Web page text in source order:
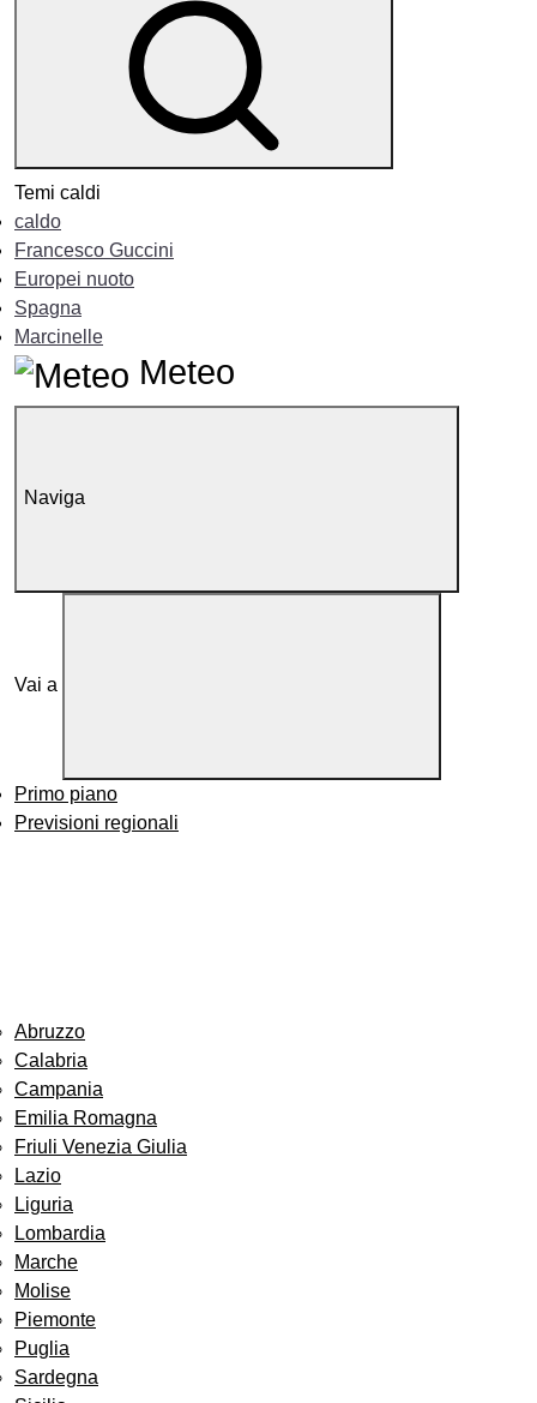
Temi caldi
caldo
Francesco Guccini
Europei nuoto
Spagna
Marcinelle
Meteo
Naviga
Vai a
Primo piano
Previsioni regionali
Abruzzo
Calabria
Campania
Emilia Romagna
Friuli Venezia Giulia
Lazio
Liguria
Lombardia
Marche
Molise
Piemonte
Puglia
Sardegna